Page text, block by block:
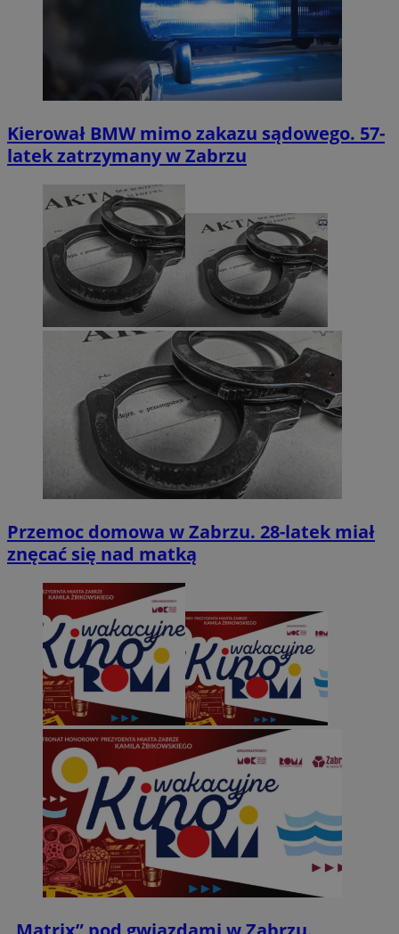
Kierował BMW mimo zakazu sądowego. 57-
latek zatrzymany w Zabrzu
Przemoc domowa w Zabrzu. 28-latek miał
znęcać się nad matką